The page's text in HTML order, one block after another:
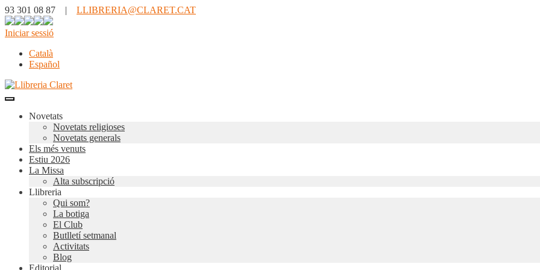
93 301 08 87 | LLIBRERIA@CLARET.CAT
Iniciar sessió
Català
Español
Novetats
Novetats religioses
Novetats generals
Els més venuts
Estiu 2026
La Missa
Alta subscripció
Llibreria
Qui som?
La botiga
El Club
Butlletí setmanal
Activitats
Blog
Editorial